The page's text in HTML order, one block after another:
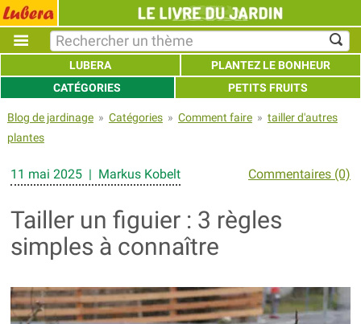
LUBERA
PLANTEZ LE BONHEUR
CATÉGORIES
PETITS FRUITS
Blog de jardinage» Catégories» Comment faire» tailler d'autres
plantes
11 mai 2025 | Markus Kobelt Commentaires (0)
Tailler un figuier : 3 règles
simples à connaître